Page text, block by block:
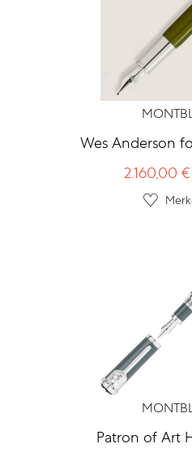
Wes Anderson
2.160,00
Patron of Art